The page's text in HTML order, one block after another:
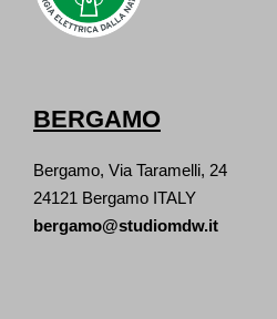
BERGAMO
Bergamo, Via Taramelli, 24
24121 Bergamo ITALY
bergamo@studiomdw.it